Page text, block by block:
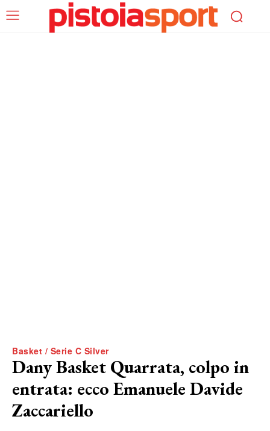
Basket / Serie C Silver
Dany Basket Quarrata, colpo in
entrata: ecco Emanuele Davide
Zaccariello